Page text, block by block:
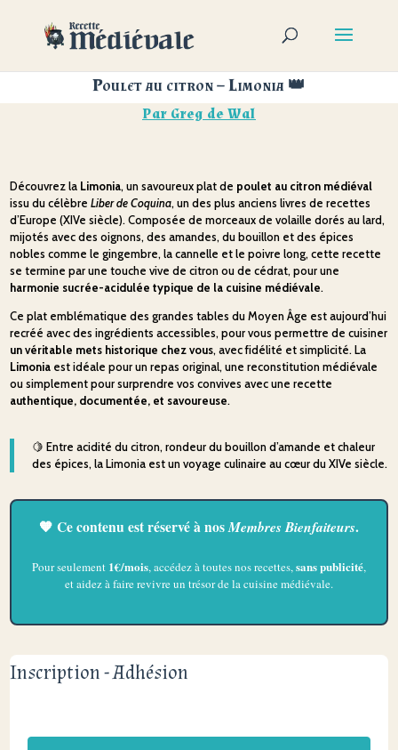
Poulet au citron – Limonia 👑
Par Greg de Wal
Découvrezla Limonia,unsavoureuxplatde poulet au citron médiéval
issuducélèbreLiberdeCoquina,undesplusancienslivresderecettes
d’Europe (XIVesiècle).Composéedemorceauxdevolailledorésaulard,
mijotésavecdesoignons,desamandes,dubouillon etdes épices
noblescommelegingembre,lacannelle etlepoivrelong,cetterecette
setermineparunetouchevivedecitronoudecédrat,pourune
harmonie sucrée-aciduléetypique de la cuisine médiévale.
Ceplat emblématiquedesgrandestablesduMoyenÂge estaujourd’hui
recrééavecdesingrédientsaccessibles,pourvouspermettredecuisiner
unvéritable mets historique chezvous,avecfidélité etsimplicité.La
Limonia estidéalepourunrepasoriginal,unereconstitutionmédiévale
ousimplementpoursurprendrevosconvivesavecunerecette
authentique, documentée, et savoureuse.
🍋Entreaciditéducitron,rondeurdubouillond’amande etchaleur
des épices,laLimonia estunvoyageculinaireaucœurduXIVesiècle.
🧡 Ce contenu est réservé à nosMembres Bienfaiteurs.
Pour seulement 1€/mois, accédez à toutes nos recettes,sans publicité,
et aidez à faire revivre un trésor de la cuisine médiévale.
Inscription - Adhésion